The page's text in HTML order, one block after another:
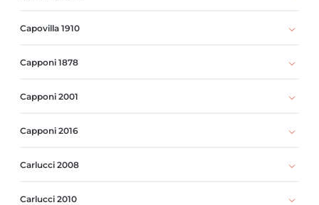
Capovilla 1910
Capponi 1878
Capponi 2001
Capponi 2016
Carlucci 2008
Carlucci 2010